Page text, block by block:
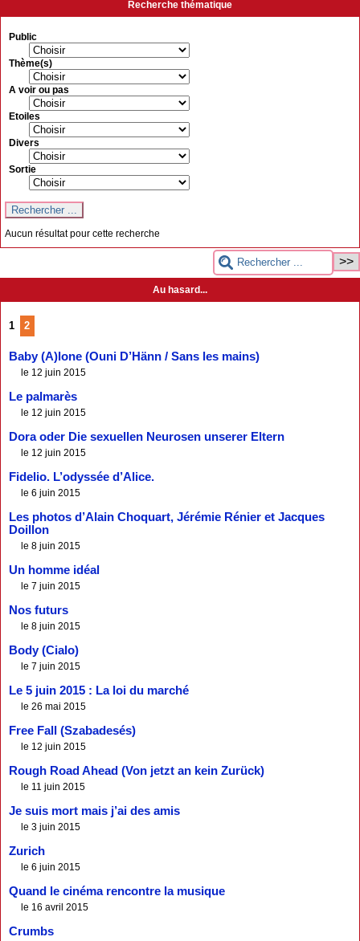
Recherche thématique
Public
Thème(s)
A voir ou pas
Etoiles
Divers
Sortie
Aucun résultat pour cette recherche
Au hasard...
1 2
Baby (A)lone (Ouni D’Hänn / Sans les mains)
le 12 juin 2015
Le palmarès
le 12 juin 2015
Dora oder Die sexuellen Neurosen unserer Eltern
le 12 juin 2015
Fidelio. L’odyssée d’Alice.
le 6 juin 2015
Les photos d’Alain Choquart, Jérémie Rénier et Jacques
Doillon
le 8 juin 2015
Un homme idéal
le 7 juin 2015
Nos futurs
le 8 juin 2015
Body (Cialo)
le 7 juin 2015
Le 5 juin 2015 : La loi du marché
le 26 mai 2015
Free Fall (Szabadesés)
le 12 juin 2015
Rough Road Ahead (Von jetzt an kein Zurück)
le 11 juin 2015
Je suis mort mais j’ai des amis
le 3 juin 2015
Zurich
le 6 juin 2015
Quand le cinéma rencontre la musique
le 16 avril 2015
Crumbs